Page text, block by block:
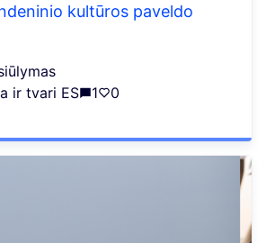
kultūros paveldo
ir tvari ES
1 0